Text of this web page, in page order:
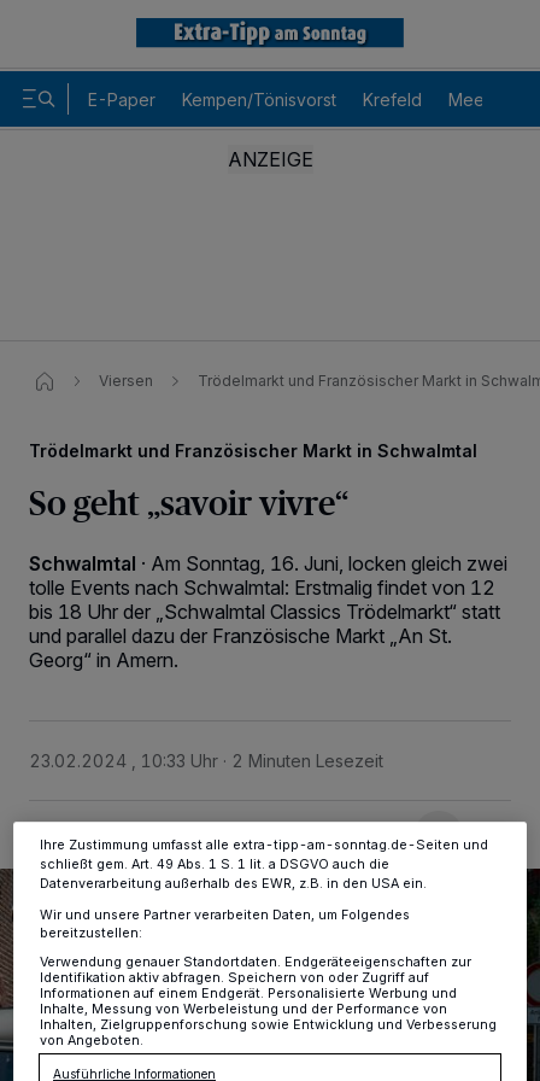
E-Paper Kempen/Tönisvorst Krefeld Meerbusch
Viersen Trödelmarkt und Französischer Markt in
Trödelmarkt und Französischer Markt in Schwalmtal
So geht „savoir vivre“
Schwalmtal · Am Sonntag, 16. Juni, locken gleich zwei
tolle Events nach Schwalmtal: Erstmalig findet von 12
bis 18 Uhr der „Schwalmtal Classics Trödelmarkt“ statt
und parallel dazu der Französische Markt „An St.
Georg“ in Amern.
23.02.2024 , 10:33 Uhr 2 Minuten Lesezeit
Wir und unsere
-Partner speichern und greifen auf
personenbezogene Daten wie Browserdaten oder eindeutige
Kennungen auf Ihrem Gerät zu. Durch Auswahl von OK aktivieren Sie
Tracking-Technologien für die unter „Wir und unsere Partner
ändern oder Ihre Einwilligung zu widerrufen, indem Sie auf den Link
Einstellungen oder Ablehnen am unteren Rand der Webseite klicken.
Ihre Zustimmung umfasst alle extra-tipp-am-sonntag.de-Seiten und
schließt gem. Art. 49 Abs. 1 S. 1 lit. a DSGVO auch die
Datenverarbeitung außerhalb des EWR, z.B. in den USA ein.
Wir und unsere Partner verarbeiten Daten, um Folgendes
bereitzustellen:
Verwendung genauer Standortdaten. Endgeräteeigenschaften zur
Identifikation aktiv abfragen. Speichern von oder Zugriff auf
Informationen auf einem Endgerät. Personalisierte Werbung und
Inhalte, Messung von Werbeleistung und der Performance von
Inhalten, Zielgruppenforschung sowie Entwicklung und Verbesserung
von Angeboten.
Ausführliche Informationen